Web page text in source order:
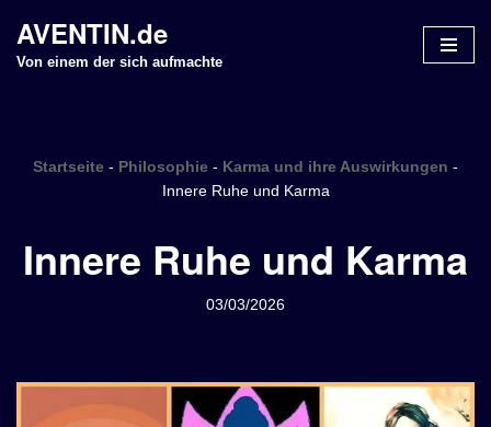
Z
AVENTIN.de
Von einem der sich aufmachte
Startseite - Philosophie - Karma und ihre Auswirkungen -
Innere Ruhe und Karma
Innere Ruhe und Karma
03/03/2026